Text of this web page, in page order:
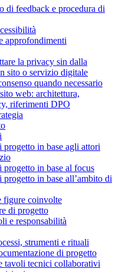
di feedback e procedura di
approfondimenti
la privacy sin dalla
sito o servizio digitale
quando necessario
web: architettura,
riferimenti DPO
in base agli attori
in base al focus
in base all’ambito di
figure coinvolte
di progetto
e responsabilità
strumenti e rituali
di progetto
tavoli tecnici collaborativi